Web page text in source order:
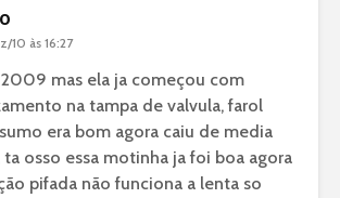
10 às 16:27
mas ela ja começou com
na tampa de valvula, farol
era bom agora caiu de media
ta osso essa motinha ja foi boa agora
pifada não funciona a lenta so